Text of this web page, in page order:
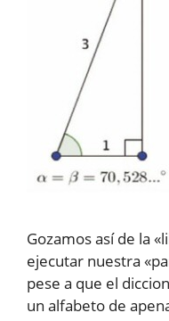
Gozamos así de la
ejecutar nuestra
pese a que el
un alfabeto de